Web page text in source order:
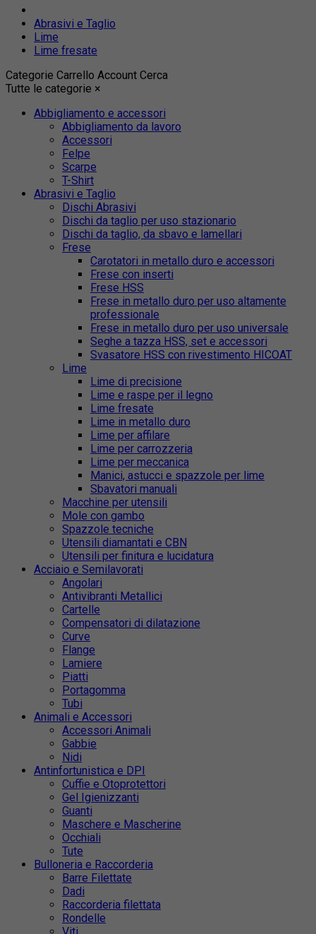
Abrasivi e Taglio
Lime
Lime fresate
Categorie Carrello Account Cerca
Tutte le categorie ×
Abbigliamento e accessori
Abbigliamento da lavoro
Accessori
Felpe
Scarpe
T-Shirt
Abrasivi e Taglio
Dischi Abrasivi
Dischi da taglio per uso stazionario
Dischi da taglio, da sbavo e lamellari
Frese
Carotatori in metallo duro e accessori
Frese con inserti
Frese HSS
Frese in metallo duro per uso altamente
professionale
Frese in metallo duro per uso universale
Seghe a tazza HSS, set e accessori
Svasatore HSS con rivestimento HICOAT
Lime
Lime di precisione
Lime e raspe per il legno
Lime fresate
Lime in metallo duro
Lime per affilare
Lime per carrozzeria
Lime per meccanica
Manici, astucci e spazzole per lime
Sbavatori manuali
Macchine per utensili
Mole con gambo
Spazzole tecniche
Utensili diamantati e CBN
Utensili per finitura e lucidatura
Acciaio e Semilavorati
Angolari
Antivibranti Metallici
Cartelle
Compensatori di dilatazione
Curve
Flange
Lamiere
Piatti
Portagomma
Tubi
Animali e Accessori
Accessori Animali
Gabbie
Nidi
Antinfortunistica e DPI
Cuffie e Otoprotettori
Gel Igienizzanti
Guanti
Maschere e Mascherine
Occhiali
Tute
Bulloneria e Raccorderia
Barre Filettate
Dadi
Raccorderia filettata
Rondelle